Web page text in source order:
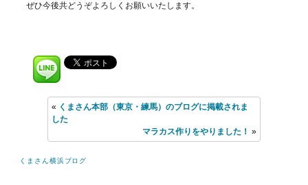
ぜひ今後共どうぞよろしくお願いいたします。
« くまさん本部（東京・練馬）のブログに掲載されま
した
マラカス作りをやりました！ »
くまさん横浜ブログ